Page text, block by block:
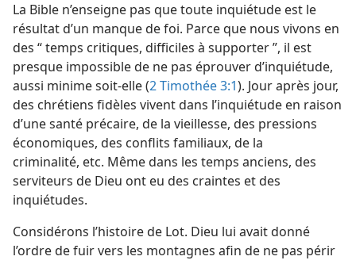
La Bible n’enseigne pas que toute inquiétude est le
résultat d’un manque de foi. Parce que nous vivons en
des “ temps critiques, difficiles à supporter ”, il est
presque impossible de ne pas éprouver d’inquiétude,
aussi minime soit-​elle (2 Timothée 3:1). Jour après jour,
des chrétiens fidèles vivent dans l’inquiétude en raison
d’une santé précaire, de la vieillesse, des pressions
économiques, des conflits familiaux, de la
criminalité, etc. Même dans les temps anciens, des
serviteurs de Dieu ont eu des craintes et des
inquiétudes.
Considérons l’histoire de Lot. Dieu lui avait donné
l’ordre de fuir vers les montagnes afin de ne pas périr